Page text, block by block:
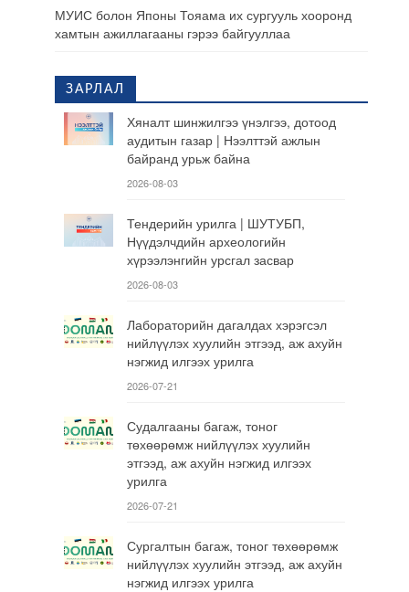
МУИС болон Японы Тояама их сургууль хооронд
хамтын ажиллагааны гэрээ байгууллаа
ЗАРЛАЛ
Хяналт шинжилгээ үнэлгээ, дотоод
аудитын газар | Нээлттэй ажлын
байранд урьж байна
2026-08-03
Тендерийн урилга | ШУТУБП,
Нүүдэлчдийн археологийн
хүрээлэнгийн урсгал засвар
2026-08-03
Лабораторийн дагалдах хэрэгсэл
нийлүүлэх хуулийн этгээд, аж ахуйн
нэгжид илгээх урилга
2026-07-21
Судалгааны багаж, тоног
төхөөрөмж нийлүүлэх хуулийн
этгээд, аж ахуйн нэгжид илгээх
урилга
2026-07-21
Сургалтын багаж, тоног төхөөрөмж
нийлүүлэх хуулийн этгээд, аж ахуйн
нэгжид илгээх урилга